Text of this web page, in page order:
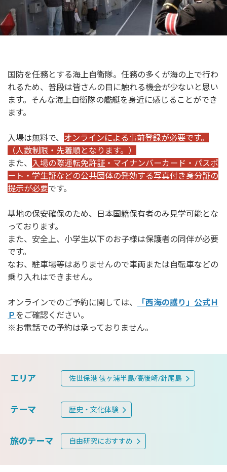
国防を任務とする海上自衛隊。任務の多くが海の上で行わ
れるため、普段は皆さんの目に触れる機会が少ないと思い
ます。そんな海上自衛隊の艦艇を身近に感じることができ
ます。
入場は無料で、 オンラインによる事前登録が必要です。
（人数制限・先着順となります。）
また、
入場の際運転免許証・マイナンバーカード・パスポ
ート・学生証などの公共団体の発効する写真付き身分証の
提示が必要です。
基地の保安確保のため、日本国籍保有者のみ見学可能とな
っております。
また、安全上、小学生以下のお子様は保護者の同伴が必要
です。
なお、駐車場等はありませんので車両または自転車などの
乗り入れはできません。
オンラインでのご予約に関しては、
「西海の護り」公式Ｈ
Ｐ をご確認ください。
※お電話での予約は承っておりません。
エリア 佐世保港 俵ヶ浦半島/高後崎/針尾島
テーマ 歴史・文化体験
旅のテーマ 自由研究におすすめ